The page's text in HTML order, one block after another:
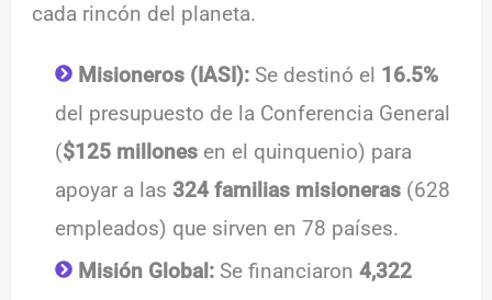
cada rincón del planeta.
Misioneros (IASI): Se destinó el 16.5%
del presupuesto de la Conferencia General
($125 millones en el quinquenio) para
apoyar a las324 familias misioneras (628
empleados) que sirven en 78 países.
Misión Global: Se financiaron4,322